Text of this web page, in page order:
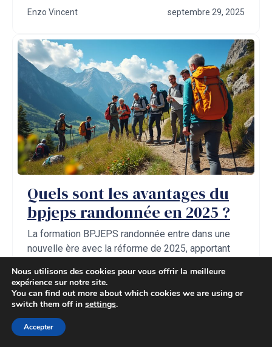
Enzo Vincent septembre 29, 2025
Quels sont les avantages du
bpjeps randonnée en 2025 ?
La formation BPJEPS randonnée entre dans une
nouvelle ère avec la réforme de 2025, apportant
éducateurs ...
Enzo Vincent
Nous utilisons des cookies pour vous offrir la meilleure
expérience sur notre site.
You can find out more about which cookies we are using or
switch them off in settings.
Accepter